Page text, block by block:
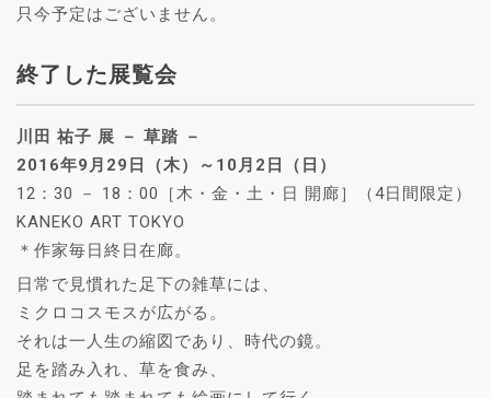
只今予定はございません。
終了した展覧会
川田 祐子 展 － 草踏 －
2016年9月29日（木）～10月2日（日）
12：30 － 18：00［木・金・土・日 開廊］（4日間限定）
KANEKO ART TOKYO
＊作家毎日終日在廊。
日常で見慣れた足下の雑草には、
ミクロコスモスが広がる。
それは一人生の縮図であり、時代の鏡。
足を踏み入れ、草を食み、